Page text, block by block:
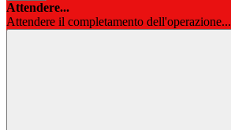
Attendere...
Attendere il completamento dell'operazione...